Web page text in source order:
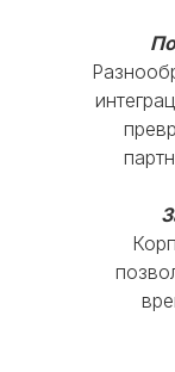
Оставшуюся
картой,
новой модели
Watch
Главное меню
Блог
Кредит
+7(926)998-